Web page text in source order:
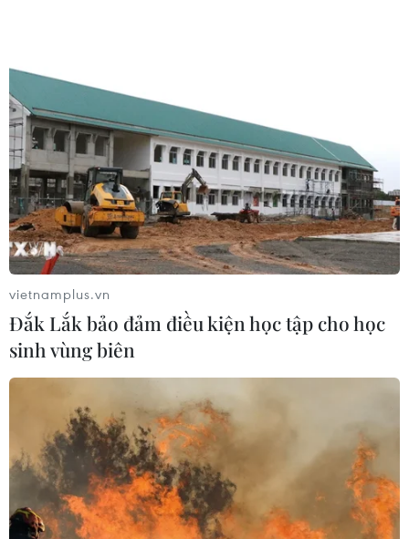
vietnamplus.vn
Đắk Lắk bảo đảm điều kiện học tập cho học
sinh vùng biên